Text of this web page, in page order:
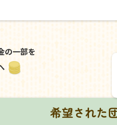
の一部を
希望された